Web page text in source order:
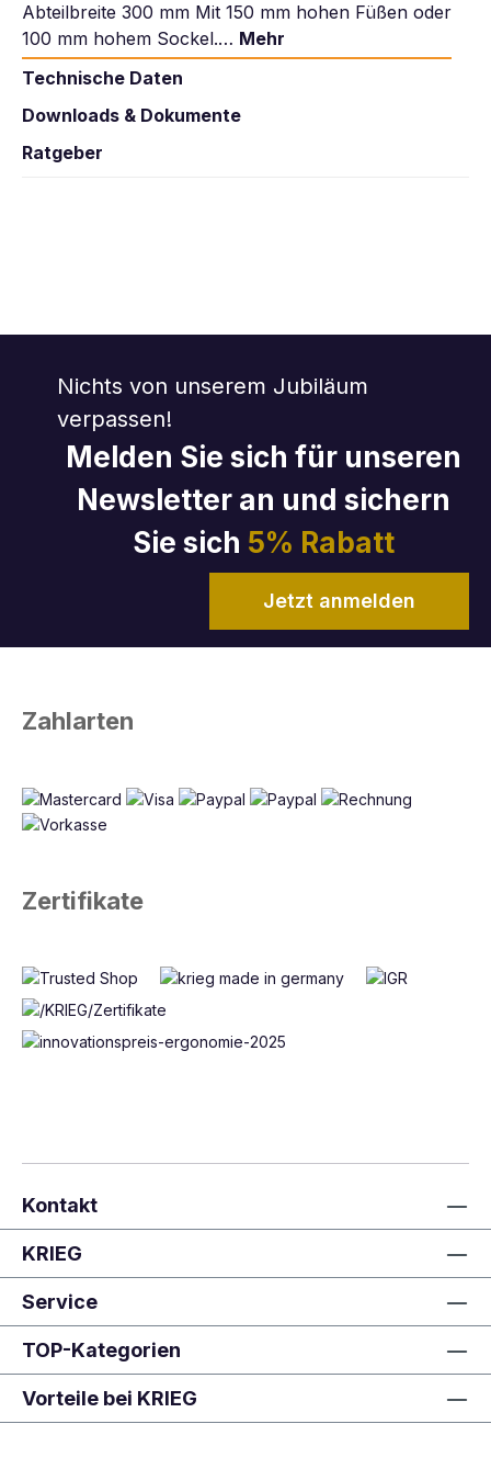
Abteilbreite 300 mm Mit 150 mm hohen Füßen oder
100 mm hohem Sockel.… Mehr
Technische Daten
Downloads & Dokumente
Ratgeber
Nichts von unserem Jubiläum
verpassen!
Melden Sie sich für unseren
Newsletter an und sichern
Sie sich 5% Rabatt
Jetzt anmelden
Zahlarten
Zertifikate
Kontakt
KRIEG
Service
TOP-Kategorien
Vorteile bei KRIEG